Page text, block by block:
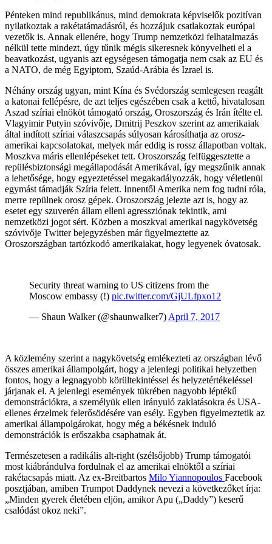
Pénteken mind republikánus, mind demokrata képviselők pozitívan
nyilatkoztak a rakétatámadásról, és hozzájuk csatlakoztak európai
vezetők is. Annak ellenére, hogy Trump nemzetközi felhatalmazás
nélkül tette mindezt, úgy tűnik mégis sikeresnek könyvelheti el a
beavatkozást, ugyanis azt egységesen támogatja nem csak az EU és
a NATO, de még Egyiptom, Szaúd-Arábia és Izrael is.
Néhány ország ugyan, mint Kína és Svédország semlegesen reagált
a katonai fellépésre, de azt teljes egészében csak a kettő, hivatalosan
Aszad szíriai elnököt támogató ország, Oroszország és Irán ítélte el.
Vlagyimir Putyin szóvivője, Dmitrij Peszkov szerint az amerikaiak
által indított szíriai válaszcsapás súlyosan károsíthatja az orosz-
amerikai kapcsolatokat, melyek már eddig is rossz állapotban voltak.
Moszkva máris ellenlépéseket tett. Oroszország felfüggesztette a
repülésbiztonsági megállapodását Amerikával, így megszűnik annak
a lehetősége, hogy egyeztetéssel megakadályozzák, hogy véletlenül
egymást támadják Szíria felett. Innentől Amerika nem fog tudni róla,
merre repülnek orosz gépek. Oroszország jelezte azt is, hogy az
esetet egy szuverén állam elleni agressziónak tekintik, ami
nemzetközi jogot sért. Közben a moszkvai amerikai nagykövetség
szóvivője Twitter bejegyzésben már figyelmeztette az
Oroszországban tartózkodó amerikaiakat, hogy legyenek óvatosak.
Security threat warning to US citizens from the
Moscow embassy (!) pic.twitter.com/GjULfpxo12
— Shaun Walker (@shaunwalker7) April 7, 2017
A közlemény szerint a nagykövetség emlékezteti az országban lévő
összes amerikai állampolgárt, hogy a jelenlegi politikai helyzetben
fontos, hogy a legnagyobb körültekintéssel és helyzetértékeléssel
járjanak el. A jelenlegi események tükrében nagyobb léptékű
demonstrációkra, a személyük ellen irányuló zaklatásokra és USA-
ellenes érzelmek felerősödésére van esély. Egyben figyelmeztetik az
amerikai állampolgárokat, hogy még a békésnek induló
demonstrációk is erőszakba csaphatnak át.
Természetesen a radikális alt-right (szélsőjobb) Trump támogatói
most kiábrándulva fordulnak el az amerikai elnöktől a szíriai
rakétacsapás miatt. Az ex-Breitbartos Milo Yiannopoulos Facebook
posztjában, amiben Trumpot Daddynek nevezi a következőket írja:
„Minden gyerek életében eljön, amikor Apu („Daddy”) keserű
csalódást okoz neki”.